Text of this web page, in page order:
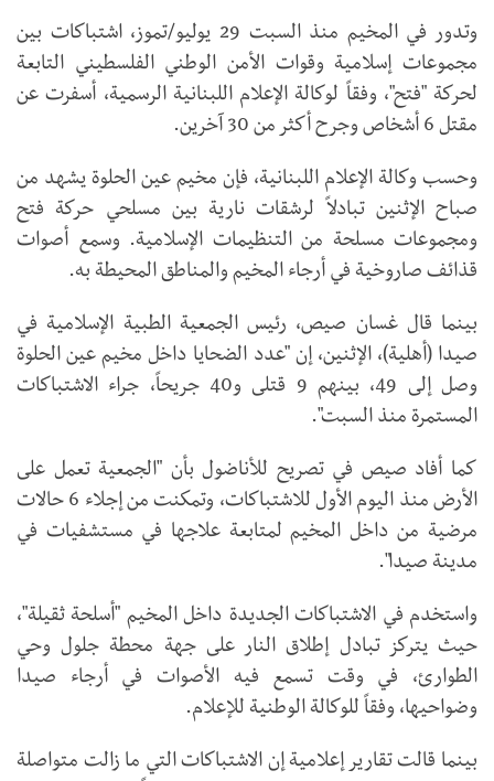
وتدور في المخيم منذ السبت 29 يوليو/تموز، اشتباكات بين
مجموعات إسلامية وقوات الأمن الوطني الفلسطيني التابعة
لحركة "فتح"، وفقاً لوكالة الإعلام اللبنانية الرسمية، أسفرت عن
مقتل 6 أشخاص وجرح أكثر من 30 آخرين.
وحسب وكالة الإعلام اللبنانية، فإن مخيم عين الحلوة يشهد من
صباح الإثنين تبادلاً لرشقات نارية بين مسلحي حركة فتح
ومجموعات مسلحة من التنظيمات الإسلامية. وسمع أصوات
قذائف صاروخية في أرجاء المخيم والمناطق المحيطة به.
بينما قال غسان صيص، رئيس الجمعية الطبية الإسلامية في
صيدا (أهلية)، الإثنين، إن "عدد الضحايا داخل مخيم عين الحلوة
وصل إلى 49، بينهم 9 قتلى و40 جريحاً، جراء الاشتباكات
المستمرة منذ السبت".
كما أفاد صيص في تصريح للأناضول بأن "الجمعية تعمل على
الأرض منذ اليوم الأول للاشتباكات، وتمكنت من إجلاء 6 حالات
مرضية من داخل المخيم لمتابعة علاجها في مستشفيات في
مدينة صيدا".
واستخدم في الاشتباكات الجديدة داخل المخيم "أسلحة ثقيلة"،
حيث يتركز تبادل إطلاق النار على جهة محطة جلول وحي
الطوارئ، في وقت تسمع فيه الأصوات في أرجاء صيدا
وضواحيها، وفقاً للوكالة الوطنية للإعلام.
بينما قالت تقارير إعلامية إن الاشتباكات التي ما زالت متواصلة